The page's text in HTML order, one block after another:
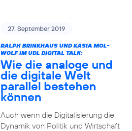
27. September 2019
RALPH BRINKHAUS UND KASIA MOL-
WOLF IM UDL DIGITAL TALK:
Wie die analoge und
die digitale Welt
parallel bestehen
können
Auch wenn die Digitalisierung die
Dynamik von Politik und Wirtschaft